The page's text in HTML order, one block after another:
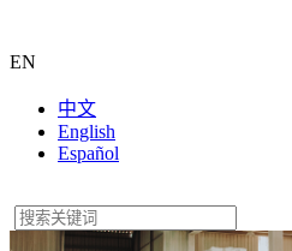
EN
中文
English
Español